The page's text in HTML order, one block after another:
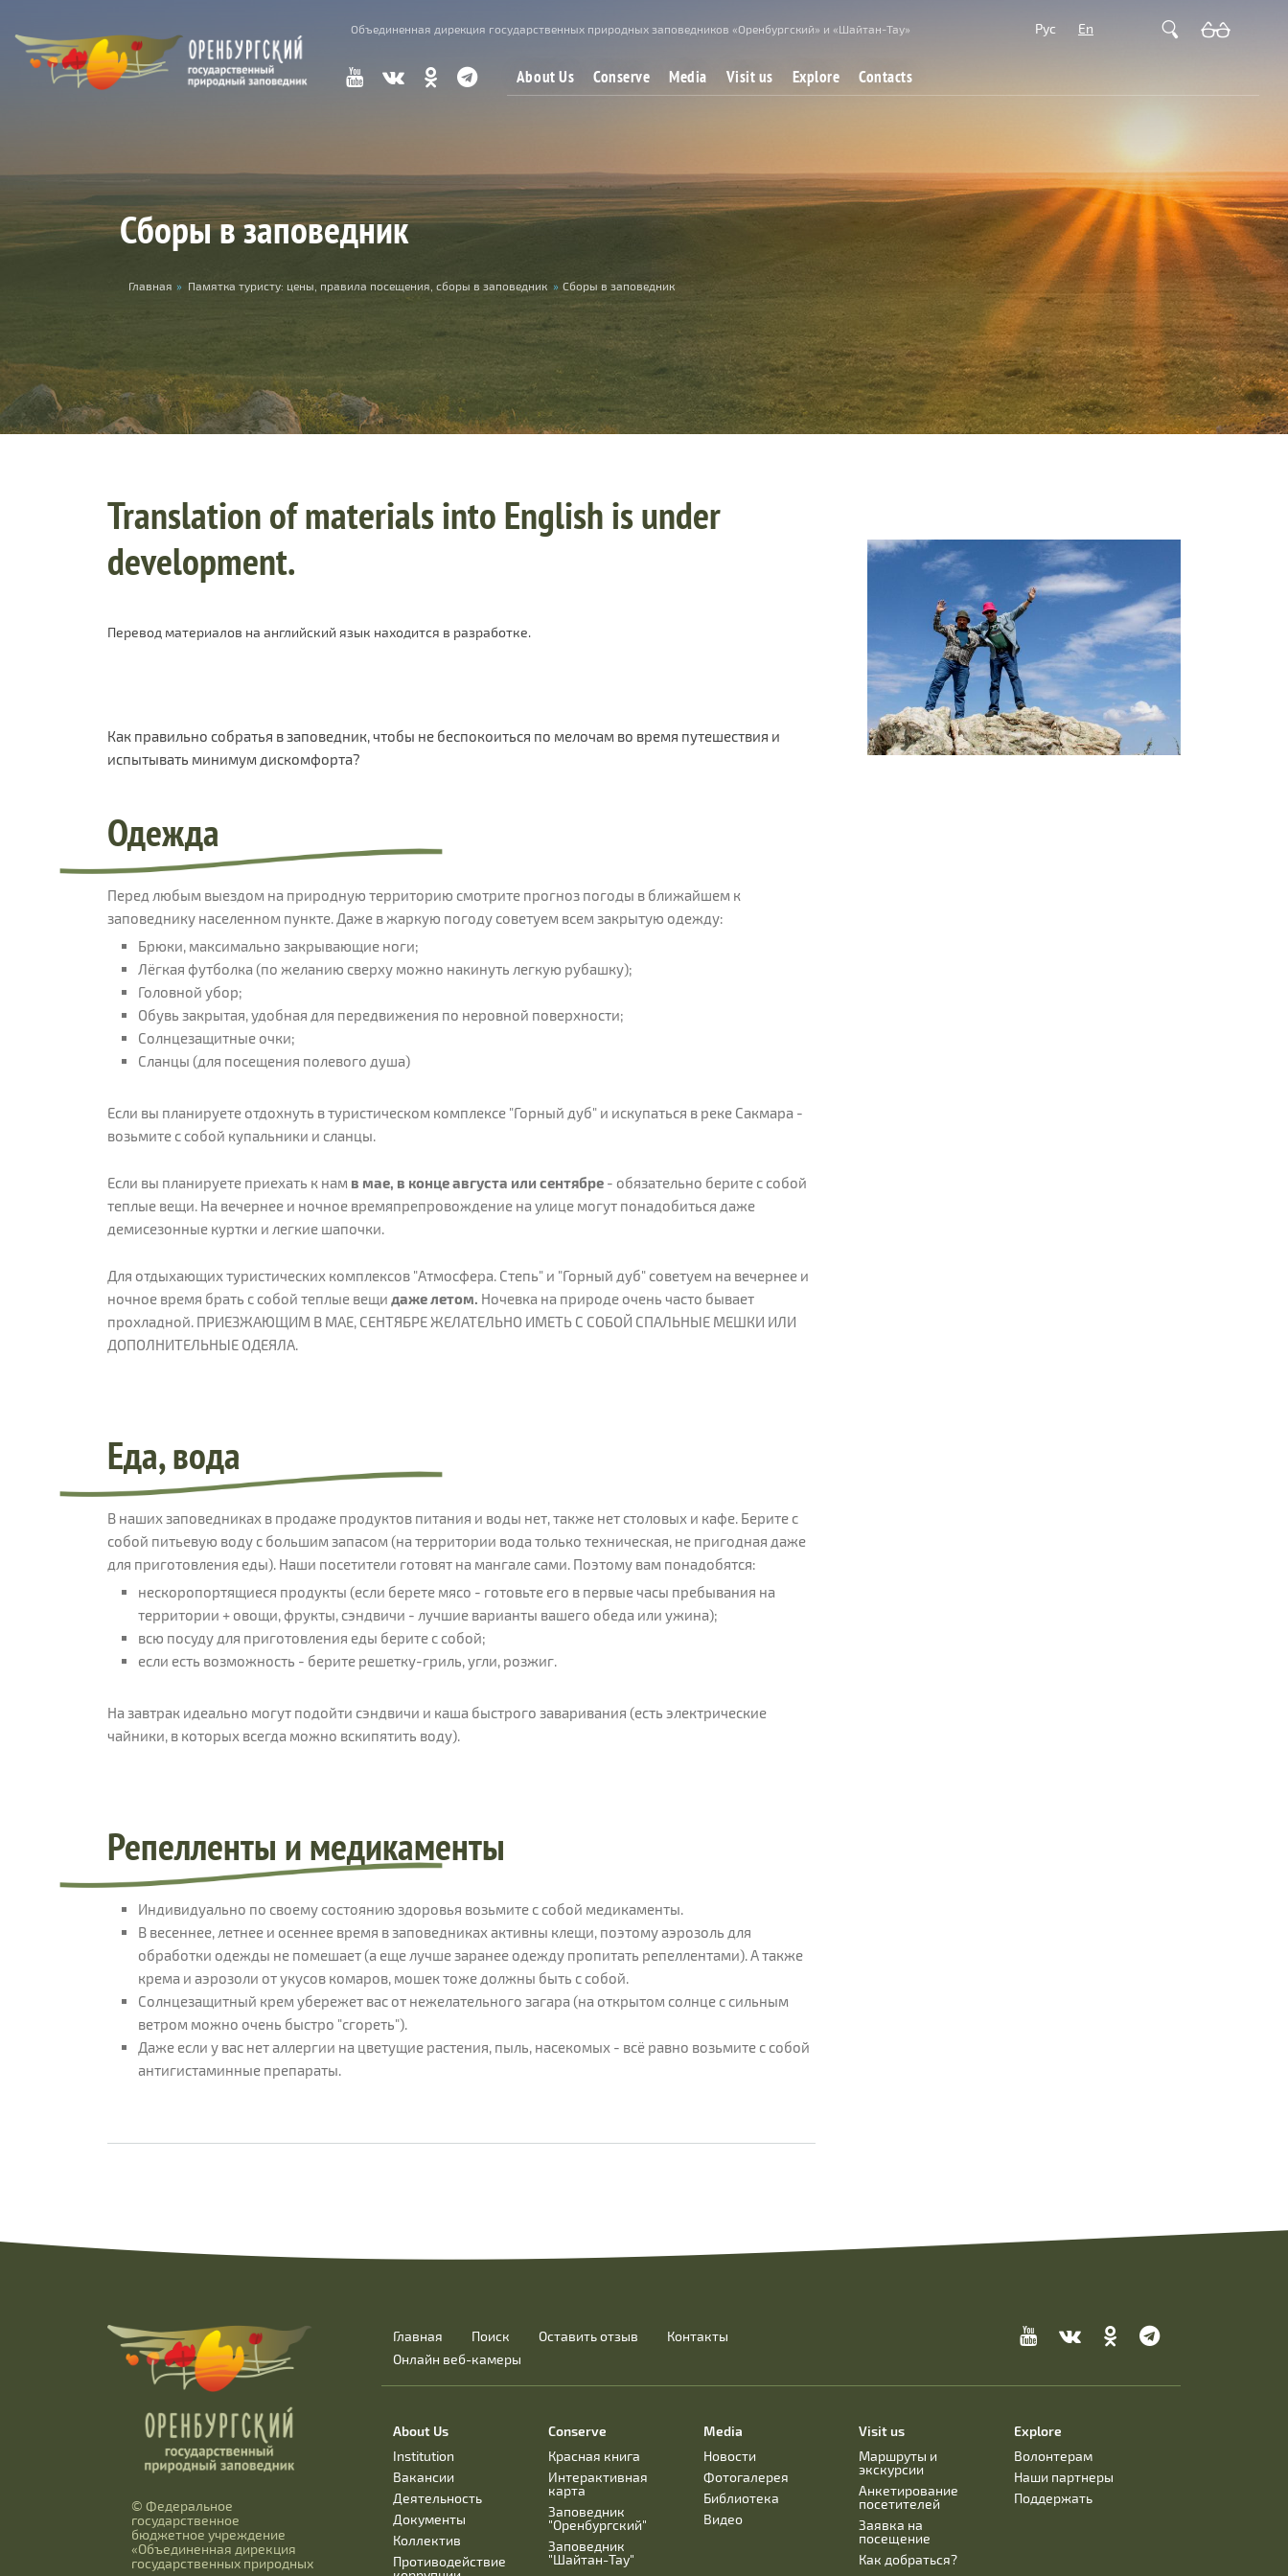
Объединенная дирекция государственных природных заповедников «Оренбургский» и «Шайтан-Тау» Рус En
About Us Conserve Media Visit us Explore Contacts
Сборы в заповедник
You are here
Главная » Памятка туристу: цены, правила посещения, сборы в заповедник » Сборы в заповедник
Translation of materials into English is under
development.
Перевод материалов на английский язык находится в разработке.
Как правильно собратья в заповедник, чтобы не беспокоиться по мелочам во время путешествия и
испытывать минимум дискомфорта?
Одежда
Перед любым выездом на природную территорию смотрите прогноз погоды в ближайшем к
заповеднику населенном пункте. Даже в жаркую погоду советуем всем закрытую одежду:
Брюки, максимально закрывающие ноги;
Лёгкая футболка (по желанию сверху можно накинуть легкую рубашку);
Головной убор;
Обувь закрытая, удобная для передвижения по неровной поверхности;
Солнцезащитные очки;
Сланцы (для посещения полевого душа)
Если вы планируете отдохнуть в туристическом комплексе "Горный дуб" и искупаться в реке Сакмара -
возьмите с собой купальники и сланцы.
Если вы планируете приехать к нам в мае, в конце августа или сентябре - обязательно берите с собой
теплые вещи. На вечернее и ночное времяпрепровождение на улице могут понадобиться даже
демисезонные куртки и легкие шапочки.
Для отдыхающих туристических комплексов "Атмосфера. Степь" и "Горный дуб" советуем на вечернее и
ночное время брать с собой теплые вещи даже летом. Ночевка на природе очень часто бывает
прохладной. ПРИЕЗЖАЮЩИМ В МАЕ, СЕНТЯБРЕ ЖЕЛАТЕЛЬНО ИМЕТЬ С СОБОЙ СПАЛЬНЫЕ МЕШКИ ИЛИ
ДОПОЛНИТЕЛЬНЫЕ ОДЕЯЛА.
Еда, вода
В наших заповедниках в продаже продуктов питания и воды нет, также нет столовых и кафе. Берите с
собой питьевую воду с большим запасом (на территории вода только техническая, не пригодная даже
для приготовления еды). Наши посетители готовят на мангале сами. Поэтому вам понадобятся:
нескоропортящиеся продукты (если берете мясо - готовьте его в первые часы пребывания на
территории + овощи, фрукты, сэндвичи - лучшие варианты вашего обеда или ужина);
всю посуду для приготовления еды берите с собой;
если есть возможность - берите решетку-гриль, угли, розжиг.
На завтрак идеально могут подойти сэндвичи и каша быстрого заваривания (есть электрические
чайники, в которых всегда можно вскипятить воду).
Репелленты и медикаменты
Индивидуально по своему состоянию здоровья возьмите с собой медикаменты.
В весеннее, летнее и осеннее время в заповедниках активны клещи, поэтому аэрозоль для
обработки одежды не помешает (а еще лучше заранее одежду пропитать репеллентами). А также
крема и аэрозоли от укусов комаров, мошек тоже должны быть с собой.
Солнцезащитный крем убережет вас от нежелательного загара (на открытом солнце с сильным
ветром можно очень быстро "сгореть").
Даже если у вас нет аллергии на цветущие растения, пыль, насекомых - всё равно возьмите с собой
антигистаминные препараты.
© Федеральное
государственное
бюджетное учреждение
«Объединенная дирекция
государственных природных
Главная Поиск Оставить отзыв
Контакты
Онлайн веб-камеры
About Us
Institution
Вакансии
Деятельность
Документы
Коллектив
Противодействие
Conserve
Красная книга
Интерактивная
карта
Заповедник
"Оренбургский"
Заповедник
"Шайтан-Тау"
Media
Новости
Фотогалерея
Библиотека
Видео
Visit us
Маршруты и
экскурсии
Анкетирование
посетителей
Заявка на
посещение
Как добраться?
Explore
Волонтерам
Наши партнеры
Поддержать